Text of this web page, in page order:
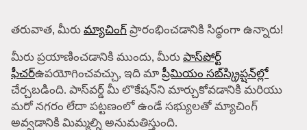
తరువాత, మీరుమ్యాచింగ్ప్రారంభించడానికి సిద్ధంగా ఉన్నారు!
మీరు ప్రయాణించడానికి ముందు, మీరుపాస్‌పోర్ట్
ఫీచర్ఉపయోగించవచ్చు, ఇది మాప్రీమియం సబ్‌స్క్రిప్షన్‌ల్లో
చేర్చబడింది. పాస్‌వర్డ్ మీ లొకేషన్‌ని మార్చుకోవడానికి మరియు
మరో నగరం లేదా పట్టణంలో ఉండే సభ్యులతో మ్యాచింగ్
అవ్వడానికి మిమ్మల్ని అనుమతిస్తుంది.